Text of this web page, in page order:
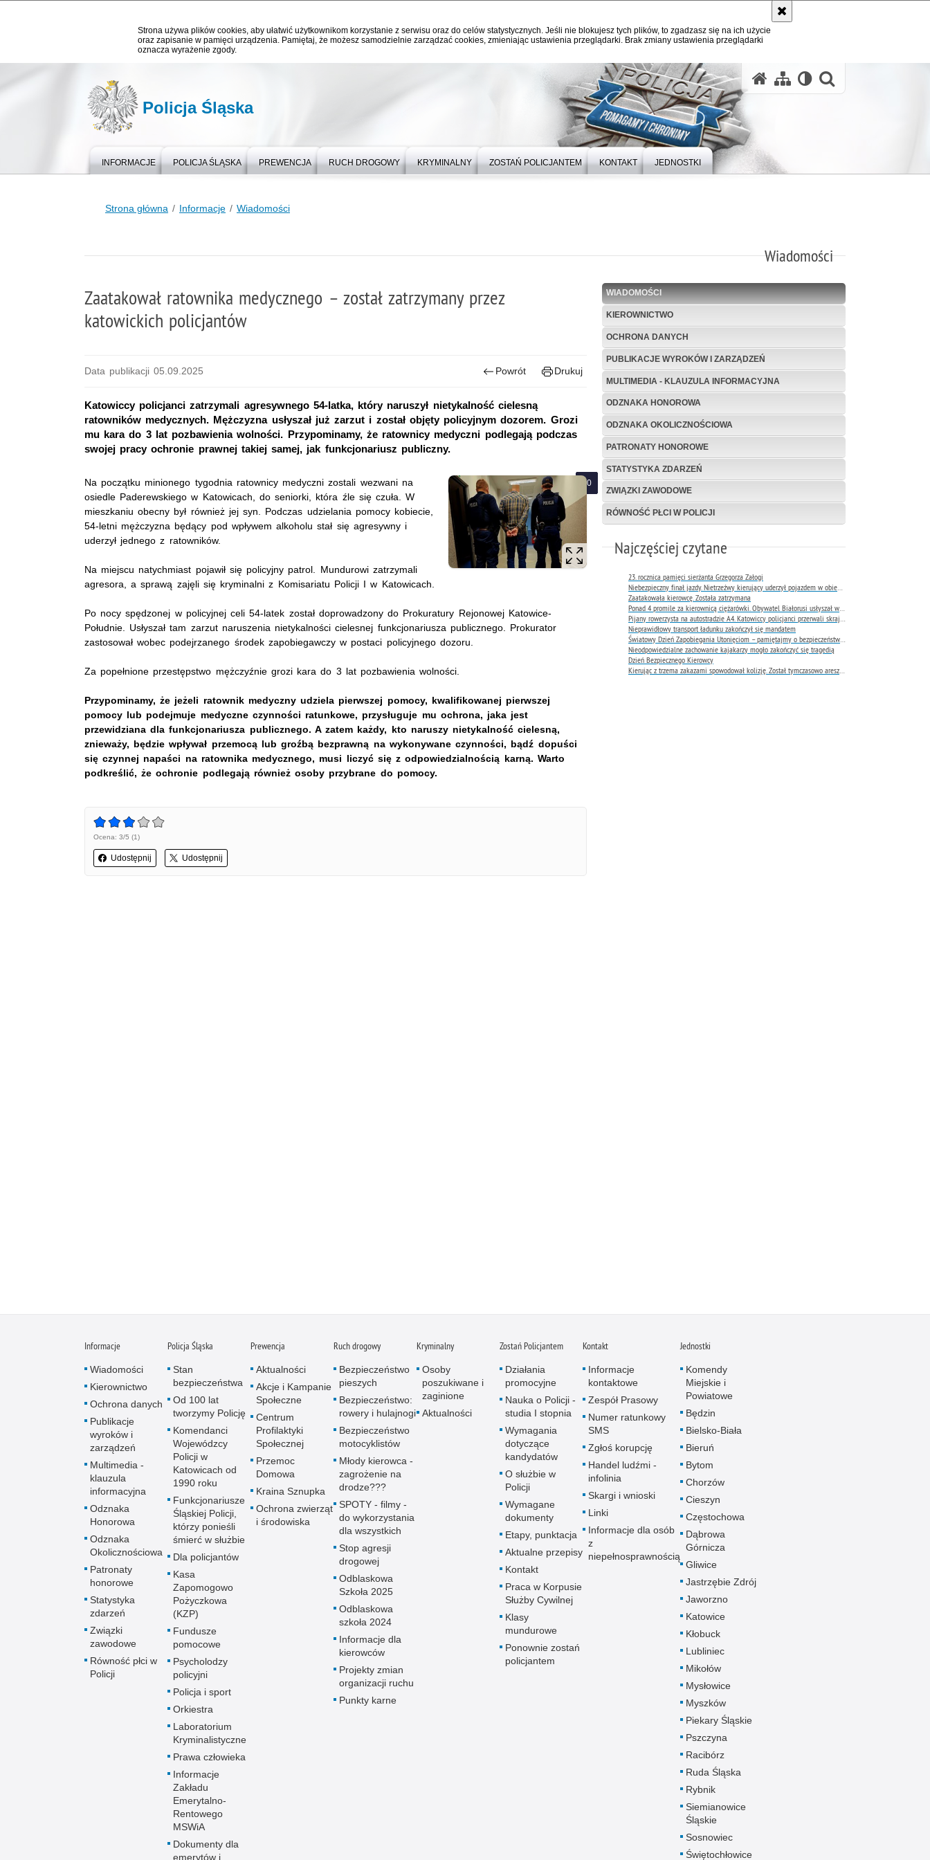
Strona używa plików cookies, aby ułatwić użytkownikom korzystanie z serwisu oraz do celów statystycznych. Jeśli nie blokujesz tych plików, to zgadzasz się na ich użycie
oraz zapisanie w pamięci urządzenia. Pamiętaj, że możesz samodzielnie zarządzać cookies, zmieniając ustawienia przeglądarki. Brak zmiany ustawienia przeglądarki
oznacza wyrażenie zgody.
Policja Śląska
INFORMACJE POLICJA ŚLĄSKA PREWENCJA RUCH DROGOWY KRYMINALNY ZOSTAŃ POLICJANTEM KONTAKT JEDNOSTKI
Strona główna Informacje Wiadomości
Wiadomości
WIADOMOŚCI
KIEROWNICTWO
OCHRONA DANYCH
PUBLIKACJE WYROKÓW I ZARZĄDZEŃ
MULTIMEDIA - KLAUZULA INFORMACYJNA
ODZNAKA HONOROWA
ODZNAKA OKOLICZNOŚCIOWA
PATRONATY HONOROWE
STATYSTYKA ZDARZEŃ
ZWIĄZKI ZAWODOWE
RÓWNOŚĆ PŁCI W POLICJI
Najczęściej czytane
23. rocznica pamięci sierżanta Grzegorza Załogi
Zaatakowała kierowcę. Została zatrzymana
Nieprawidłowy transport ładunku zakończył się mandatem
Nieodpowiedzialne zachowanie kajakarzy mogło zakończyć się tragedią
Dzień Bezpiecznego Kierowcy
Zaatakował ratownika medycznego – został zatrzymany przez
katowickich policjantów
Data publikacji 05.09.2025 Powrót Drukuj
Katowiccy policjanci zatrzymali agresywnego 54-latka, który naruszył nietykalność cielesną
ratowników medycznych. Mężczyzna usłyszał już zarzut i został objęty policyjnym dozorem. Grozi
mu kara do 3 lat pozbawienia wolności. Przypominamy, że ratownicy medyczni podlegają podczas
swojej pracy ochronie prawnej takiej samej, jak funkcjonariusz publiczny.
Na początku minionego tygodnia ratownicy medyczni zostali wezwani na
osiedle Paderewskiego w Katowicach, do seniorki, która źle się czuła. W
mieszkaniu obecny był również jej syn. Podczas udzielania pomocy kobiecie,
54-letni mężczyzna będący pod wpływem alkoholu stał się agresywny i
uderzył jednego z ratowników.
Na miejscu natychmiast pojawił się policyjny patrol. Mundurowi zatrzymali
agresora, a sprawą zajęli się kryminalni z Komisariatu Policji I w Katowicach.
Po nocy spędzonej w policyjnej celi 54-latek został doprowadzony do Prokuratury Rejonowej Katowice-
Południe. Usłyszał tam zarzut naruszenia nietykalności cielesnej funkcjonariusza publicznego. Prokurator
zastosował wobec podejrzanego środek zapobiegawczy w postaci policyjnego dozoru.
Za popełnione przestępstwo mężczyźnie grozi kara do 3 lat pozbawienia wolności.
Przypominamy, że jeżeli ratownik medyczny udziela pierwszej pomocy, kwalifikowanej pierwszej
pomocy lub podejmuje medyczne czynności ratunkowe, przysługuje mu ochrona, jaka jest
przewidziana dla funkcjonariusza publicznego. A zatem każdy, kto naruszy nietykalność cielesną,
znieważy, będzie wpływał przemocą lub groźbą bezprawną na wykonywane czynności, bądź dopuści
się czynnej napaści na ratownika medycznego, musi liczyć się z odpowiedzialnością karną. Warto
podkreślić, że ochronie podlegają również osoby przybrane do pomocy.
Ocena: 3/5 (1)
Udostępnij Udostępnij
Informacje
Wiadomości
Kierownictwo
Ochrona danych
Publikacje
wyroków i
zarządzeń
Multimedia -
klauzula
informacyjna
Odznaka
Honorowa
Odznaka
Okolicznościowa
Patronaty
honorowe
Statystyka
zdarzeń
Związki
zawodowe
Równość płci w
Policji
Policja Śląska
Stan
bezpieczeństwa
Od 100 lat
tworzymy Policję
Komendanci
Wojewódzcy
Policji w
Katowicach od
1990 roku
Funkcjonariusze
Śląskiej Policji,
którzy ponieśli
śmierć w służbie
Dla policjantów
Kasa
Zapomogowo
Pożyczkowa
(KZP)
Fundusze
pomocowe
Psycholodzy
policyjni
Policja i sport
Orkiestra
Laboratorium
Kryminalistyczne
Prawa człowieka
Informacje
Zakładu
Emerytalno-
Rentowego
MSWiA
Dokumenty dla
emerytów i
Prewencja
Aktualności
Akcje i Kampanie
Społeczne
Centrum
Profilaktyki
Społecznej
Przemoc
Domowa
Kraina Sznupka
Ochrona zwierząt
i środowiska
Ruch drogowy
Bezpieczeństwo
pieszych
Bezpieczeństwo:
rowery i hulajnogi
Bezpieczeństwo
motocyklistów
Młody kierowca -
zagrożenie na
drodze???
SPOTY - filmy -
do wykorzystania
dla wszystkich
Stop agresji
drogowej
Odblaskowa
Szkoła 2025
Odblaskowa
szkoła 2024
Informacje dla
kierowców
Projekty zmian
organizacji ruchu
Punkty karne
Kryminalny
Osoby
poszukiwane i
zaginione
Aktualności
Zostań Policjantem
Działania
promocyjne
Nauka o Policji -
studia I stopnia
Wymagania
dotyczące
kandydatów
O służbie w
Policji
Wymagane
dokumenty
Etapy, punktacja
Aktualne przepisy
Kontakt
Praca w Korpusie
Służby Cywilnej
Klasy
mundurowe
Ponownie zostań
policjantem
Kontakt
Informacje
kontaktowe
Zespół Prasowy
Numer ratunkowy
SMS
Zgłoś korupcję
Handel ludźmi -
infolinia
Skargi i wnioski
Linki
Informacje dla osób
z
niepełnosprawnością
Jednostki
Komendy
Miejskie i
Powiatowe
Będzin
Bielsko-Biała
Bieruń
Bytom
Chorzów
Cieszyn
Częstochowa
Dąbrowa
Górnicza
Gliwice
Jastrzębie Zdrój
Jaworzno
Katowice
Kłobuck
Lubliniec
Mikołów
Mysłowice
Myszków
Piekary Śląskie
Pszczyna
Racibórz
Ruda Śląska
Rybnik
Siemianowice
Śląskie
Sosnowiec
Świętochłowice